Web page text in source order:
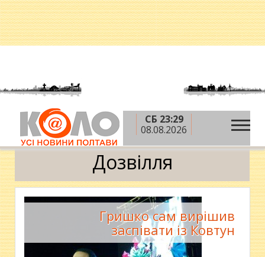
СБ 23:29
08.08.2026
Головна » Новини » Відпочинок і дозвілля
»Дозвілля
Дозвілля
Гришко сам вирішив
заспівати із Ковтун